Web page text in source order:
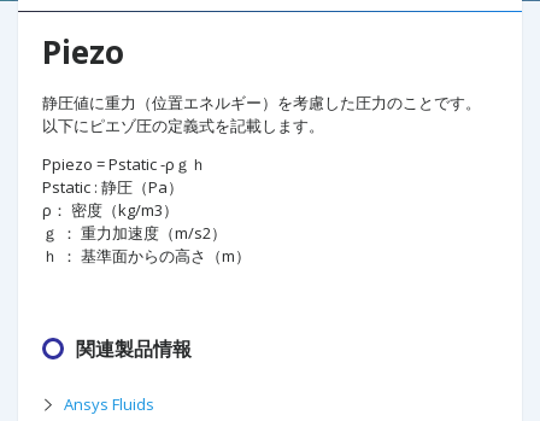
Piezo
静圧値に重力（位置エネルギー）を考慮した圧力のことです。
以下にピエゾ圧の定義式を記載します。
Ppiezo = Pstatic -ρｇｈ
Pstatic : 静圧（Pa）
ρ： 密度（kg/m3）
ｇ ： 重力加速度（m/s2）
ｈ ： 基準面からの高さ（m）
関連製品情報
Ansys Fluids